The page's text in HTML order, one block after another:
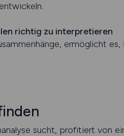
richtig zu interpretieren
ermöglicht
sucht, profitiert von